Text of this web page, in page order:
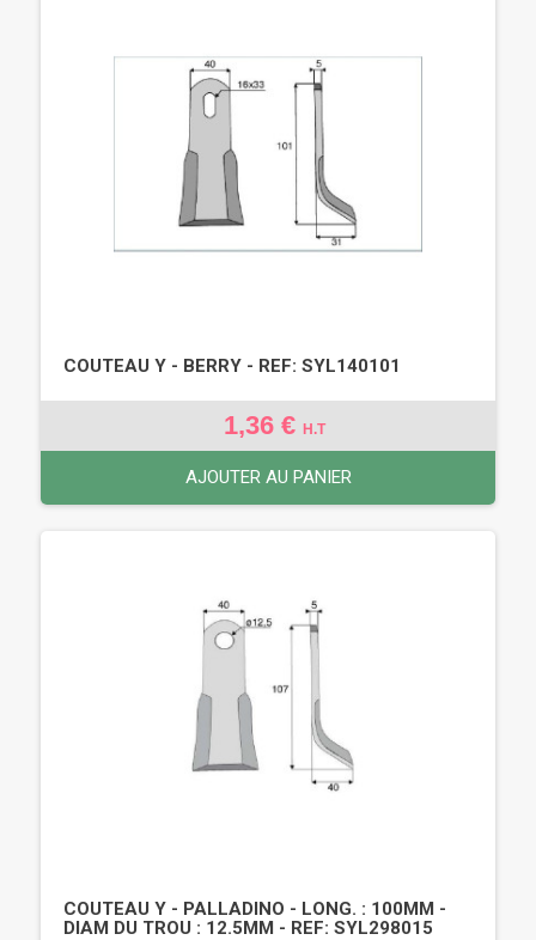
COUTEAU Y - BERRY - REF: SYL140101
1,36 € H.T
AJOUTER AU PANIER
COUTEAU Y - PALLADINO - LONG. : 100MM -
DIAM DU TROU : 12.5MM - REF: SYL298015